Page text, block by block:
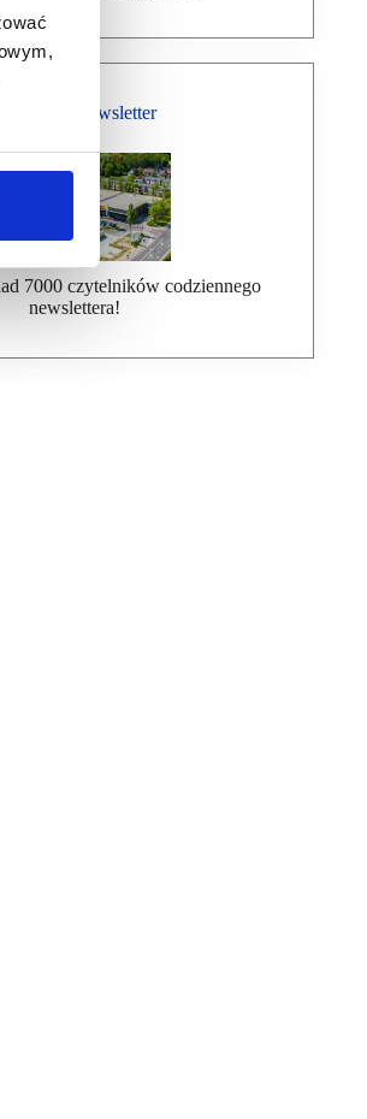
Bezpłatny Newsletter
7000 czytelników codziennego
newslettera!